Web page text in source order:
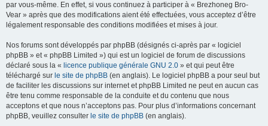
par vous-même. En effet, si vous continuez à participer à « Brezhoneg Bro-
Vear » après que des modifications aient été effectuées, vous acceptez d’être
légalement responsable des conditions modifiées et mises à jour.
Nos forums sont développés par phpBB (désignés ci-après par « logiciel
phpBB » et « phpBB Limited ») qui est un logiciel de forum de discussions
déclaré sous la « licence publique générale GNU 2.0 » et qui peut être
téléchargé sur le site de phpBB (en anglais). Le logiciel phpBB a pour seul but
de faciliter les discussions sur internet et phpBB Limited ne peut en aucun cas
être tenu comme responsable de la conduite et du contenu que nous
acceptons et que nous n’acceptons pas. Pour plus d’informations concernant
phpBB, veuillez consulter le site de phpBB (en anglais).